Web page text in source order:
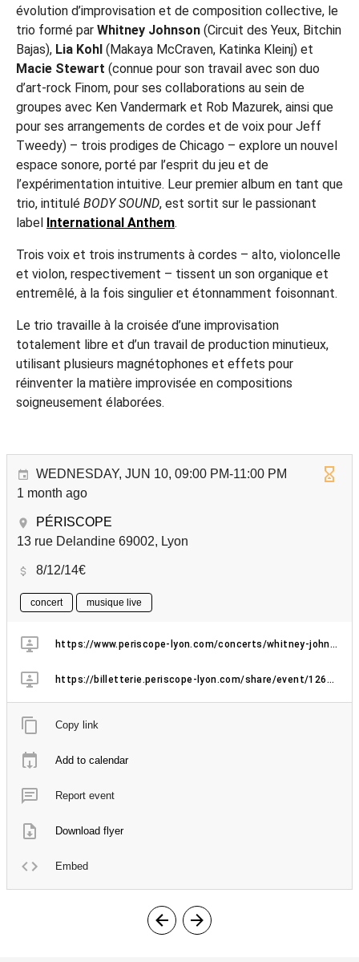
évolution d’improvisation et de composition collective, le
trio formé par Whitney Johnson (Circuit des Yeux, Bitchin
Bajas), Lia Kohl (Makaya McCraven, Katinka Kleinj) et
Macie Stewart (connue pour son travail avec son duo
d’art-rock Finom, pour ses collaborations au sein de
groupes avec Ken Vandermark et Rob Mazurek, ainsi que
pour ses arrangements de cordes et de voix pour Jeff
Tweedy) – trois prodiges de Chicago – explore un nouvel
espace sonore, porté par l’esprit du jeu et de
l’expérimentation intuitive. Leur premier album en tant que
trio, intitulé BODY SOUND, est sortit sur le passionant
label International Anthem.
Trois voix et trois instruments à cordes – alto, violoncelle
et violon, respectivement – tissent un son organique et
entremêlé, à la fois singulier et étonnamment foisonnant.
Le trio travaille à la croisée d’une improvisation
totalement libre et d’un travail de production minutieux,
utilisant plusieurs magnétophones et effets pour
réinventer la matière improvisée en compositions
soigneusement élaborées.
WEDNESDAY, JUN 10, 09:00 PM-11:00 PM
1 month ago
PÉRISCOPE
13 rue Delandine 69002, Lyon
8/12/14€
concert musique live
https://www.periscope-lyon.com/concerts/whitney-johnson-lia-kohl-macie-stewart/
https://billetterie.periscope-lyon.com/share/event/1264-Whitney-Johnson-Lia-Kohl-Macie-Stewart
Copy link
Add to calendar
Report event
Download flyer
Embed